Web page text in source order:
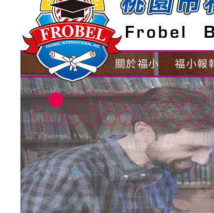
關於福小 福小報
歡迎參觀：桃園市私立福
祿貝爾雙語小學網站